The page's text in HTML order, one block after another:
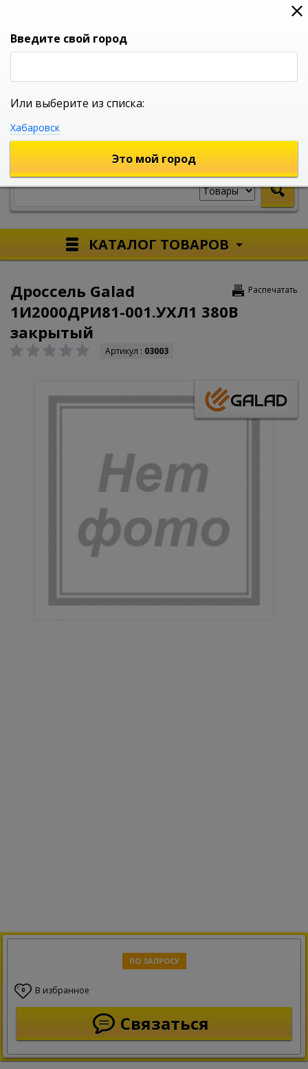
0
УНИВЕРСАЛЬНЫЙ ИНТЕРНЕТ МАГАЗИН
КАТАЛОГ ТОВАРОВ
Распечатать
Дроссель Galad
1И2000ДРИ81-001.УХЛ1 380В
закрытый
Артикул : 03003
ПО ЗАПРОСУ
0 В избранное
Связаться
Введите свой город
Или выберите из списка:
Хабаровск
Это мой город